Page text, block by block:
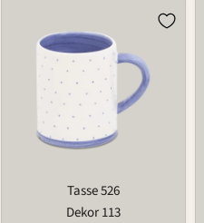
Tasse 526
Dekor 113